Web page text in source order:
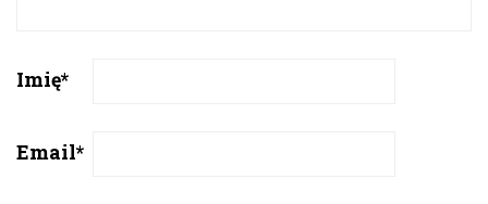
Imię*
Email*